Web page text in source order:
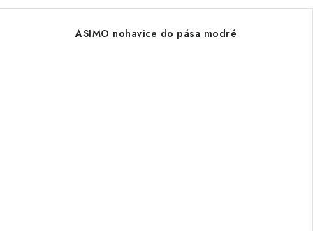
ASIMO nohavice do pása modré